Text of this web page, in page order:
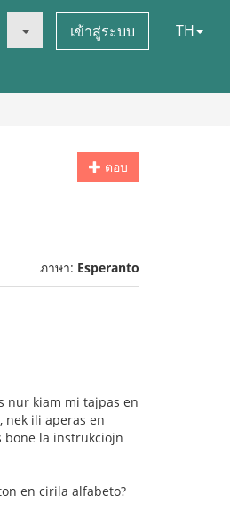
เข้าสู่ระบบ TH
ตอบ
ภาษา: Esperanto
nur kiam mi tajpas en
nek ili aperas en
bone la instrukciojn
en cirila alfabeto?